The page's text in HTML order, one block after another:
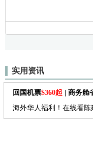
实用资讯
回国机票$360起 | 商务舱
海外华人福利！在线看